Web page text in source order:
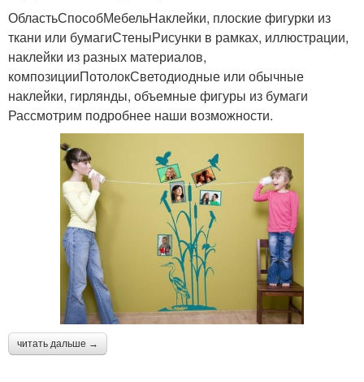
ОбластьСпособМебельНаклейки, плоские фигурки из
ткани или бумагиСтеныРисунки в рамках, иллюстрации,
наклейки из разных материалов,
композицииПотолокСветодиодные или обычные
наклейки, гирлянды, объемные фигуры из бумаги
Рассмотрим подробнее наши возможности.
читать дальше →